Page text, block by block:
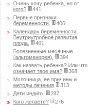
Очень хочу ребенка, но от
кого?
441
Первые признаки
беременности.
406
Календарь беременности.
Внутриутробное развитие
плода.
401
Болезненные месячные
(альгоменорея).
394
Как назвать ребенка? Или что
означает твое имя?
368
Молочница, ее причины и
методы лечения
313
Дети индиго.
287
Кого желаете?
276